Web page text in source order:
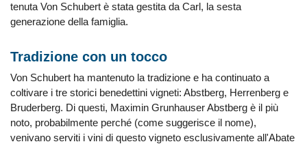
tenuta Von Schubert è stata gestita da Carl, la sesta
generazione della famiglia.
Tradizione con un tocco
Von Schubert ha mantenuto la tradizione e ha continuato a
coltivare i tre storici benedettini vigneti: Abstberg, Herrenberg e
Bruderberg. Di questi, Maximin Grunhauser Abstberg è il più
noto, probabilmente perché (come suggerisce il nome),
venivano serviti i vini di questo vigneto esclusivamente all'Abate